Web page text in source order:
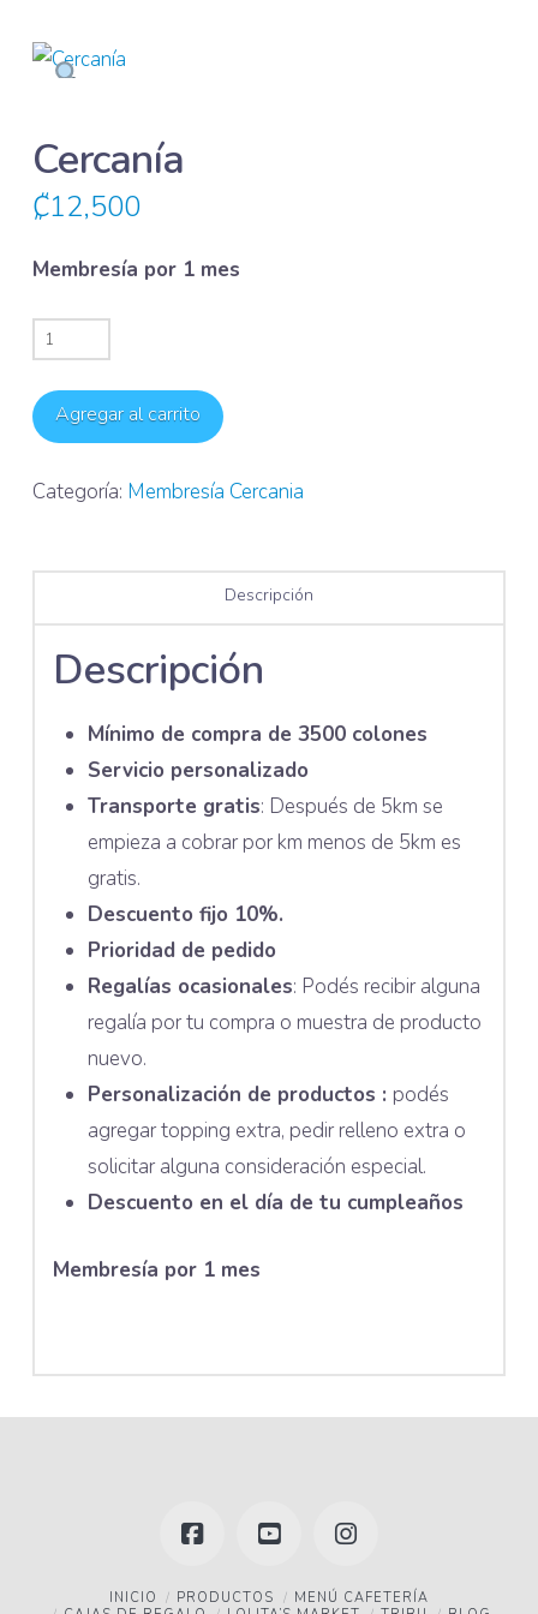
Cercanía
₡12,500
Membresía por 1 mes
Cercanía
Agregar al carrito
Categoría: Membresía Cercania
Descripción
Descripción
Mínimo de compra de 3500 colones
Servicio personalizado
Transporte gratis: Después de 5km se
empieza a cobrar por km menos de 5km es
gratis.
Descuento fijo 10%.
Prioridad de pedido
Regalías ocasionales: Podés recibir alguna
regalía por tu compra o muestra de producto
nuevo.
Personalización de productos : podés
agregar topping extra, pedir relleno extra o
solicitar alguna consideración especial.
Descuento en el día de tu cumpleaños
Membresía por 1 mes
FacebookYouTubeInstagram
INICIO PRODUCTOS
MENÚ CAFETERÍA